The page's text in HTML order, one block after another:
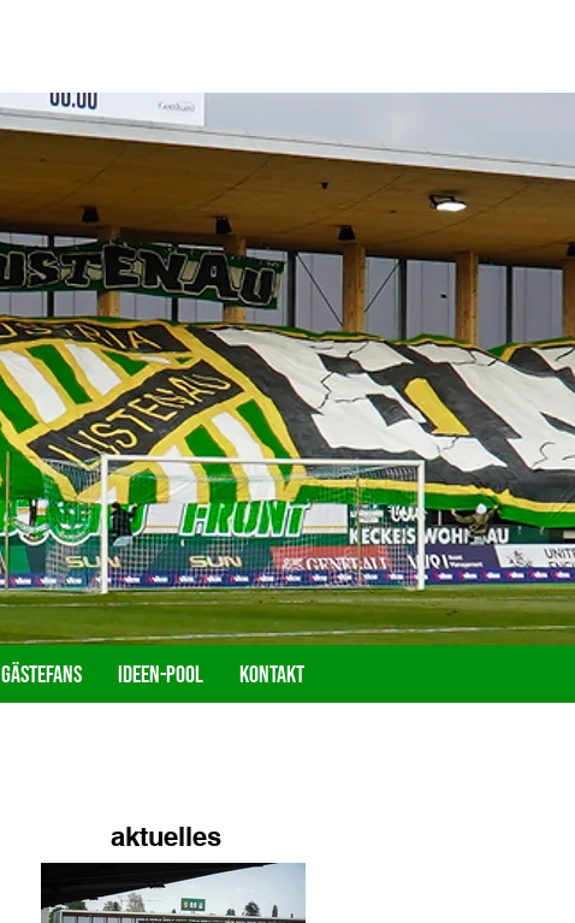
Gästefans Ideen-Pool Kontakt
aktuelles